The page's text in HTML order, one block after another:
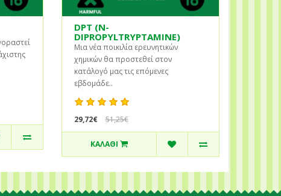
DPT (N-
DIPROPYLTRYPTAMINE)
Μια νέα ποικιλία ερευνητικών
χημικών θα προστεθεί στον
κατάλογό μας τις επόμενες
εβδομάδε..
29,72€ 51,25€
ΚΑΛΆΘΙ